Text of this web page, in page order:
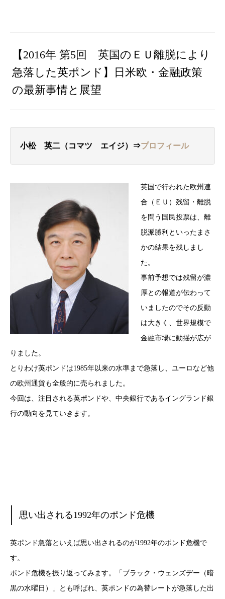
【2016年 第5回 英国のＥＵ離脱により
急落した英ポンド】日米欧・金融政策
の最新事情と展望
小松 英二（コマツ エイジ）⇒プロフィール
英国で行われた欧州連
合（ＥＵ）残留・離脱
を問う国民投票は、離
脱派勝利といったまさ
かの結果を残しまし
た。
事前予想では残留が濃
厚との報道が伝わって
いましたのでその反動
は大きく、世界規模で
金融市場に動揺が広が
りました。
とりわけ英ポンドは1985年以来の水準まで急落し、ユーロなど他
の欧州通貨も全般的に売られました。
今回は、注目される英ポンドや、中央銀行であるイングランド銀
行の動向を見ていきます。
思い出される1992年のポンド危機
英ポンド急落といえば思い出されるのが1992年のポンド危機で
す。
ポンド危機を振り返ってみます。「ブラック・ウェンズデー（暗
黒の水曜日）」とも呼ばれ、英ポンドの為替レートが急落した出